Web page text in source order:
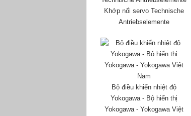
Khớp nối servo Technische
Antriebselemente
Bộ điều khiển nhiệt độ
Yokogawa - Bộ hiển thị
Yokogawa - Yokogawa Việt